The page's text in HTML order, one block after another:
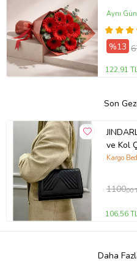
Aynı
%13
122,91
Son
ve Kol
Kargo
1100,00
106,56
Daha